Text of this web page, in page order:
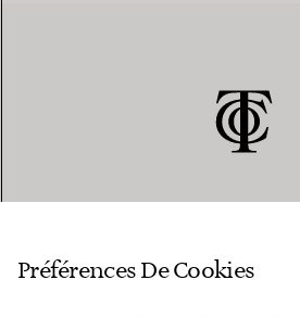
Préférences De Cookies